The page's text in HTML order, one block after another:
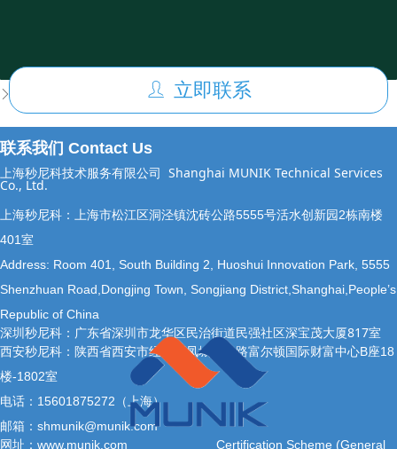
ꄲ ꄑ 立即联系
联系我们 Contact Us
上海秒尼科技术服务有限公司 Shanghai MUNIK Technical Services
Co., Ltd.
上海秒尼科：上海市松江区洞泾镇沈砖公路5555号活水创新园2栋南楼
401室
Address: Room 401, South Building 2, Huoshui Innovation Park, 5555
Shenzhuan Road,Dongjing Town, Songjiang District,Shanghai,People’s
Republic of China
深圳秒尼科：广东省深圳市龙华区民治街道民强社区深宝茂大厦817室
西安秒尼科：陕西省西安市经开区凤城十二路富尔顿国际财富中心B座18
楼-1802室
电话：15601875272（上海）
邮箱：shmunik@munik.com
网址：www.munik.com Certification Scheme (General